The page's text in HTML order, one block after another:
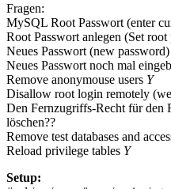
Fragen:
MySQL Root Passwort (enter
Root Passwort anlegen (Set root
Neues Passwort (new password)
Neues Passwort noch mal
Remove anonymouse users Y
Disallow root login remotely
Den Fernzugriffs-Recht für den
löschen??
Remove test databases and
Reload privilege tables Y
Setup: